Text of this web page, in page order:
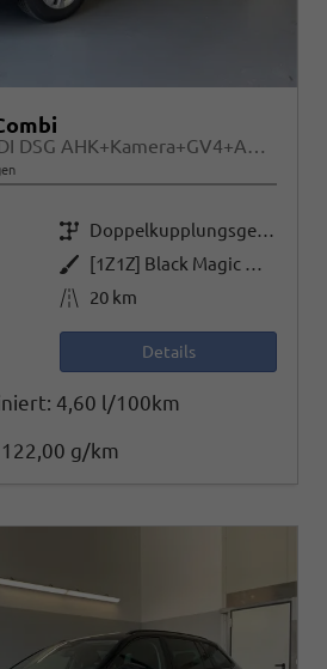
Selection 150PS TDI DSG AHK+Kamera+GV4+ACC+TravelAssist+Sunset+Alu+LightAssist
Getriebe
Doppelkupplungsgetriebe (DSG)
Außenfarbe
[1Z1Z] Black Magic Metallic
Kilometerstand 20 km
Details
4,60 l/100km
122,00 g/km